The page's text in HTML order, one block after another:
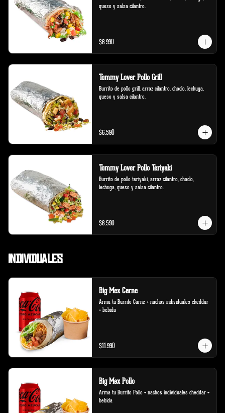
queso y salsa cilantro.
$6.990
Tommy Lover Pollo Grill
Burrito de pollo grill, arroz cilantro, choclo, lechuga,
queso y salsa cilantro.
$6.590
Tommy Lover Pollo Teriyaki
Burrito de pollo teriyaki, arroz cilantro, choclo,
lechuga, queso y salsa cilantro.
$6.590
Individuales
Big Mex Carne
Arma tu Burrito Carne + nachos individuales cheddar
+ bebida
$11.990
Big Mex Pollo
Arma tu Burrito Pollo + nachos individuales cheddar +
bebida